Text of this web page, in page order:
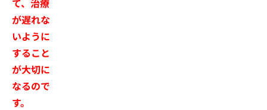
て、治療
が遅れな
いように
すること
が大切に
なるので
す。